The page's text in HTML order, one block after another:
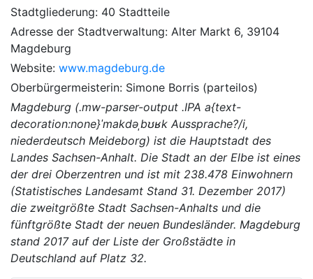
Stadtgliederung: 40 Stadtteile
Adresse der Stadtverwaltung: Alter Markt 6, 39104
Magdeburg
Website: www.magdeburg.de
Oberbürgermeisterin: Simone Borris (parteilos)
Magdeburg (.mw-parser-output .IPA a{text-
decoration:none}ˈmakdəˌbʊʁk Aussprache?/i,
niederdeutsch Meideborg) ist die Hauptstadt des
Landes Sachsen-Anhalt. Die Stadt an der Elbe ist eines
der drei Oberzentren und ist mit 238.478 Einwohnern
(Statistisches Landesamt Stand 31. Dezember 2017)
die zweitgrößte Stadt Sachsen-Anhalts und die
fünftgrößte Stadt der neuen Bundesländer. Magdeburg
stand 2017 auf der Liste der Großstädte in
Deutschland auf Platz 32.